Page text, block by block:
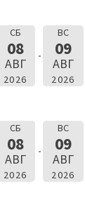
СБ
08
АВГ
2026
ВС
09
АВГ
2026
СБ
08
АВГ
2026
ВС
09
АВГ
2026